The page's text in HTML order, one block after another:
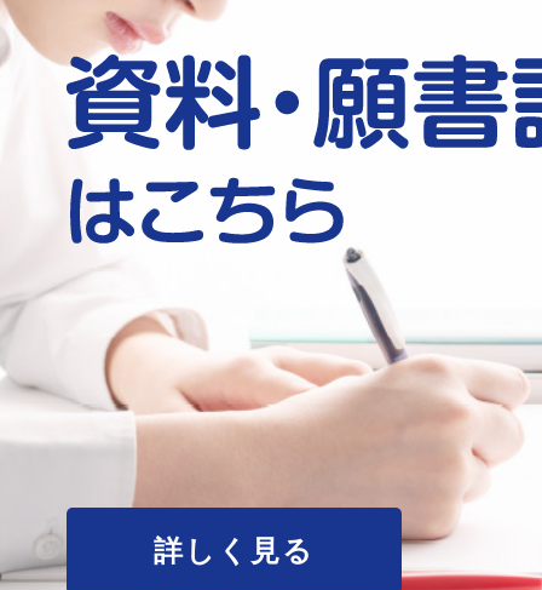
詳しく見る